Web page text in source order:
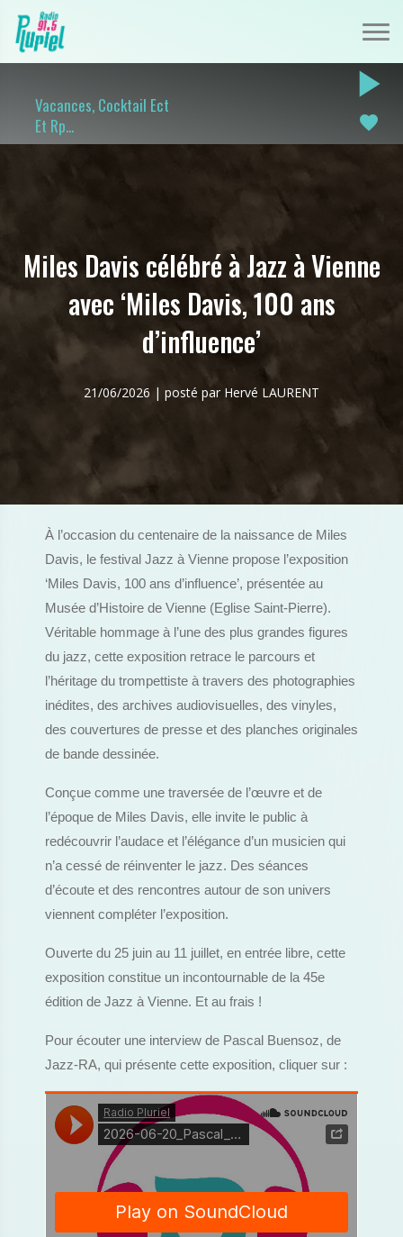
Vacances, Cocktail Ect
Et Rp...
play_arrow
favorite
Miles Davis célébré à Jazz à Vienne
avec ‘Miles Davis, 100 ans
d’influence’
21/06/2026 | posté par Hervé LAURENT
À l’occasion du centenaire de la naissance de Miles
Davis, le festival Jazz à Vienne propose l’exposition
‘Miles Davis, 100 ans d’influence’, présentée au
Musée d’Histoire de Vienne (Eglise Saint-Pierre).
Véritable hommage à l’une des plus grandes figures
du jazz, cette exposition retrace le parcours et
l’héritage du trompettiste à travers des photographies
inédites, des archives audiovisuelles, des vinyles,
des couvertures de presse et des planches originales
de bande dessinée.
Conçue comme une traversée de l’œuvre et de
l’époque de Miles Davis, elle invite le public à
redécouvrir l’audace et l’élégance d’un musicien qui
n’a cessé de réinventer le jazz. Des séances
d’écoute et des rencontres autour de son univers
viennent compléter l’exposition.
Ouverte du 25 juin au 11 juillet, en entrée libre, cette
exposition constitue un incontournable de la 45e
édition de Jazz à Vienne. Et au frais !
Pour écouter une interview de Pascal Buensoz, de
Jazz-RA, qui présente cette exposition, cliquer sur :